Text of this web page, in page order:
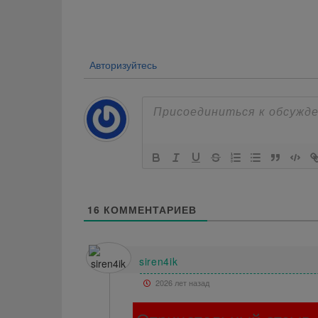
Авторизуйтесь
16 КОММЕНТАРИЕВ
siren4ik
2026 лет назад